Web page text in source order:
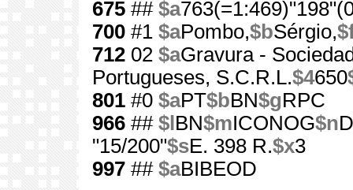
675 ## $a
700 #1 $aPombo,$bSérgio,
712 02 $aGravura -
Portugueses, S.C.R.L.$4650
801 #0 $aPT$bBN$gRPC
966 ## $l BN$mICONOG$n
"15/200"$sE. 398 R.$x3
997 ## $aBIBEOD